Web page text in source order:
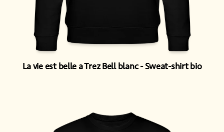
La vie est belle a Trez Bell blanc Sweat-shirt bio